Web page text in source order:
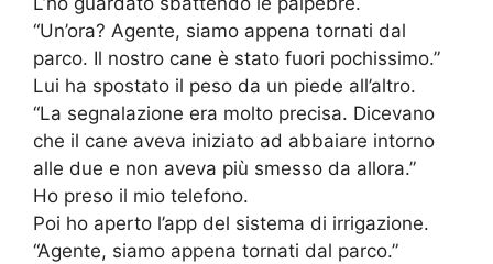
“Un’ora? Agente, siamo appena tornati dal
parco. Il nostro cane è stato fuori pochissimo.”
Lui ha spostato il peso da un piede all’altro.
“La segnalazione era molto precisa. Dicevano
che il cane aveva iniziato ad abbaiare intorno
alle due e non aveva più smesso da allora.”
Ho preso il mio telefono.
Poi ho aperto l’app del sistema di irrigazione.
“Agente, siamo appena tornati dal parco.”